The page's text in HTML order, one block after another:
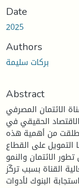
Date
2025
Authors
بركات سليمة
Abstract
الائتمان المصرفي
الحقيقي في
الفترة (1990–2023). انطلقت من أهمية هذه
التمويل على القطاع
الائتمان والنمو
القناة بسبب تركّز
البنوك لأدوات